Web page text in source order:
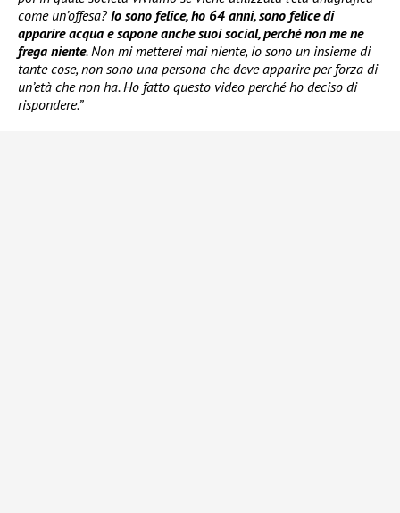
come un’offesa? Io sono felice, ho 64 anni, sono felice di
apparire acqua e sapone anche suoi social, perché non me ne
frega niente. Non mi metterei mai niente, io sono un insieme di
tante cose, non sono una persona che deve apparire per forza di
un’età che non ha. Ho fatto questo video perché ho deciso di
rispondere.”